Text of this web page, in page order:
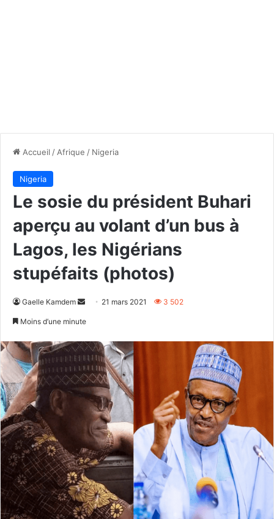
Accueil / Afrique / Nigeria
Nigeria
Le sosie du président Buhari
aperçu au volant d’un bus à
Lagos, les Nigérians
stupéfaits (photos)
Gaelle Kamdem
Envoyer21 mars 2021 3 502
Moins d’une minute